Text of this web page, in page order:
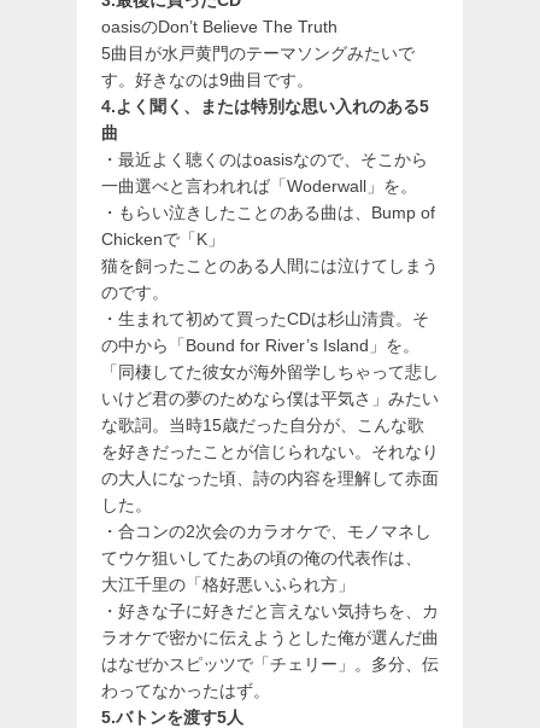
oasisのDon’t Believe The Truth
5曲目が水戸黄門のテーマソングみたいで
す。好きなのは9曲目です。
4.よく聞く、または特別な思い入れのある5
曲
・最近よく聴くのはoasisなので、そこから
一曲選べと言われれば「Woderwall」を。
・もらい泣きしたことのある曲は、Bump of
Chickenで「K」
猫を飼ったことのある人間には泣けてしまう
のです。
・生まれて初めて買ったCDは杉山清貴。そ
の中から「Bound for River’s Island」を。
「同棲してた彼女が海外留学しちゃって悲し
いけど君の夢のためなら僕は平気さ」みたい
な歌詞。当時15歳だった自分が、こんな歌
を好きだったことが信じられない。それなり
の大人になった頃、詩の内容を理解して赤面
した。
・合コンの2次会のカラオケで、モノマネし
てウケ狙いしてたあの頃の俺の代表作は、
大江千里の「格好悪いふられ方」
・好きな子に好きだと言えない気持ちを、カ
ラオケで密かに伝えようとした俺が選んだ曲
はなぜかスピッツで「チェリー」。多分、伝
わってなかったはず。
5.バトンを渡す5人